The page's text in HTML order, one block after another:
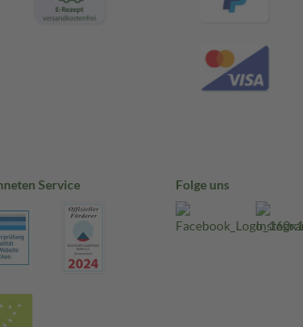
Service Folge uns